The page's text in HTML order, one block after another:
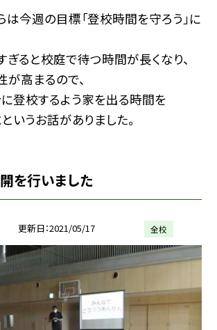
今週の目標「登校時間を守ろう」に
ると校庭で待つ時間が長くなり、
高まるので、
に登校するよう家を出る時間を
いうお話がありました。
を行いました
更新日 2021/05/17 全校